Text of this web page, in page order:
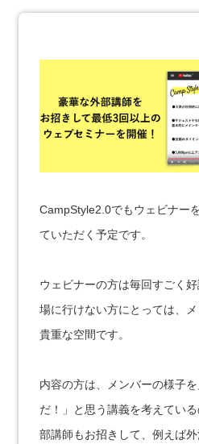
CampStyle2.0でもウェビナー
ていただく予定です。
ウェビナーの方は毎回すごく
場に行けない方にとっては、
貴重な空間です。
内容の方は、メンバーの様子
だ！」と思う講義を考えてい
部講師もお招きして、例えば